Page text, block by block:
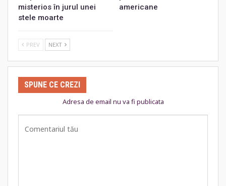
misterios în jurul unei
stele moarte
americane
PREV NEXT
SPUNE CE CREZI
Adresa de email nu va fi publicata